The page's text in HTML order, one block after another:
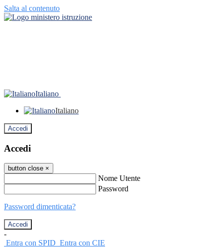
Salta al contenuto
Italiano
Italiano
Accedi
Accedi
button close ×
Nome Utente
Password
Password dimenticata?
-
Entra con SPID Entra con CIE